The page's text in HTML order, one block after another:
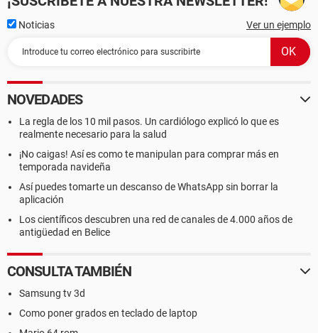
Noticias Ver un ejemplo
NOVEDADES
La regla de los 10 mil pasos. Un cardiólogo explicó lo que es
realmente necesario para la salud
¡No caigas! Así es como te manipulan para comprar más en
temporada navideña
Así puedes tomarte un descanso de WhatsApp sin borrar la
aplicación
Los científicos descubren una red de canales de 4.000 años de
antigüedad en Belice
CONSULTA TAMBIÉN
Samsung tv 3d
Como poner grados en teclado de laptop